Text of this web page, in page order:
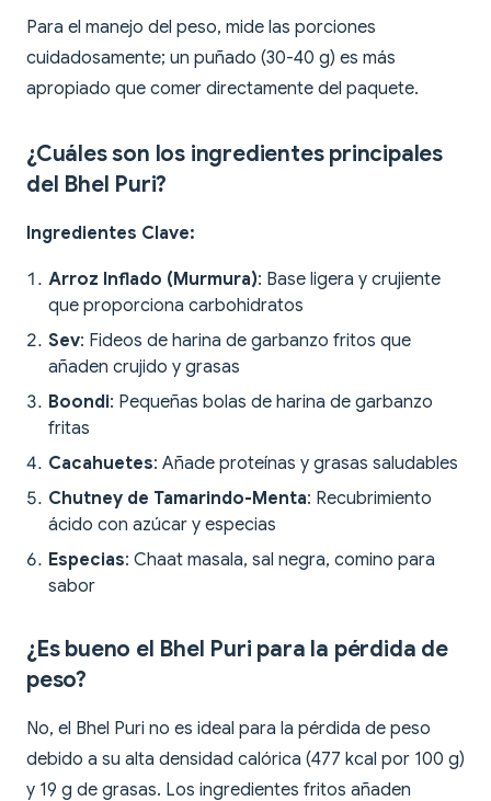
Para el manejo del peso, mide las porciones
cuidadosamente; un puñado (30-40 g) es más
apropiado que comer directamente del paquete.
¿Cuáles son los ingredientes principales
del Bhel Puri?
Ingredientes Clave:
Arroz Inflado (Murmura): Base ligera y crujiente
que proporciona carbohidratos
Sev: Fideos de harina de garbanzo fritos que
añaden crujido y grasas
Boondi: Pequeñas bolas de harina de garbanzo
fritas
Cacahuetes: Añade proteínas y grasas saludables
Chutney de Tamarindo-Menta: Recubrimiento
ácido con azúcar y especias
Especias: Chaat masala, sal negra, comino para
sabor
¿Es bueno el Bhel Puri para la pérdida de
peso?
No, el Bhel Puri no es ideal para la pérdida de peso
debido a su alta densidad calórica (477 kcal por 100 g)
y 19 g de grasas. Los ingredientes fritos añaden